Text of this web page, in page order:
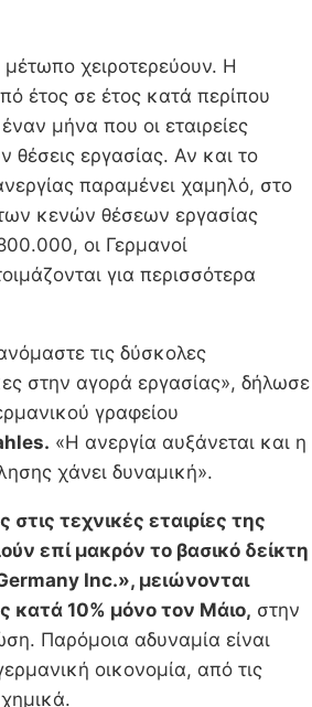
χειροτερεύουν. Η
έτος σε έτος κατά περίπου
μήνα που οι εταιρείες
θέσεις εργασίας. Αν και το
παραμένει χαμηλό, στο
κενών θέσεων εργασίας
οι Γερμανοί
για περισσότερα
τις δύσκολες
στην αγορά εργασίας», δήλωσε
γραφείου
«Η ανεργία αυξάνεται και η
χάνει δυναμική».
στις τεχνικές εταιρίες της
επί μακρόν το βασικό δείκτη
Inc.», μειώνονται
κατά 10% μόνο τον Μάιο, στην
Παρόμοια αδυναμία είναι
οικονομία, από τις